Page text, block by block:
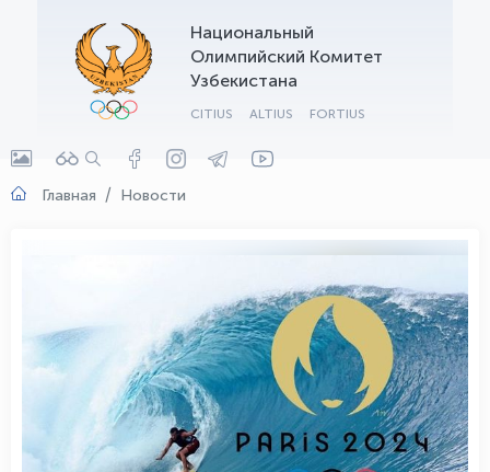
Национальный
Олимпийский Комитет
Узбекистана
CITIUS ALTIUS FORTIUS
Главная Новости
OLYMPCHIK AI - yordamchi
Онлайн · olympic.uz